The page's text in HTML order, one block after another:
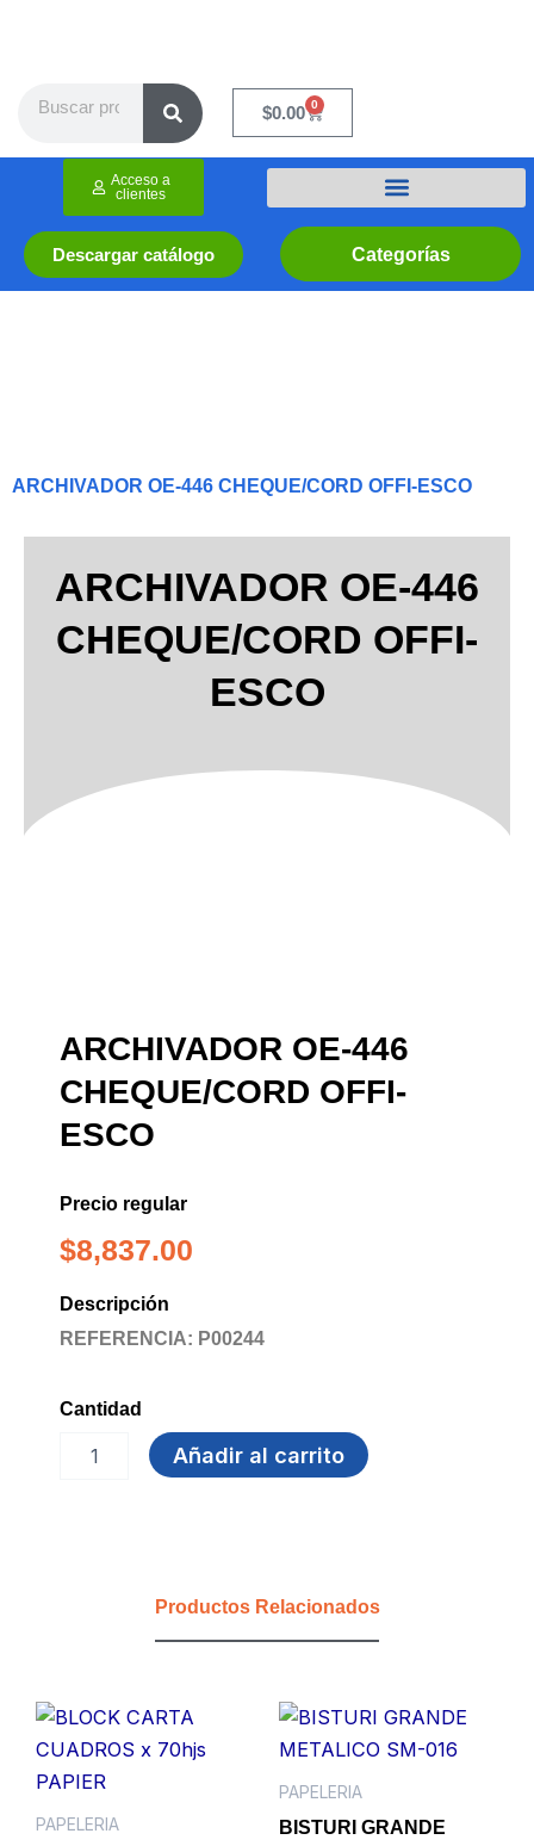
$0.00 0
Cart
Categorías
Descargar catálogo
Acceso a
clientes
ARCHIVADOR OE-446 CHEQUE/CORD OFFI-ESCO
ARCHIVADOR OE-446
CHEQUE/CORD OFFI-
ESCO
ARCHIVADOR OE-446
CHEQUE/CORD OFFI-
ESCO
Precio regular
$8,837.00
Descripción
REFERENCIA: P00244
Cantidad
ARCHIVADOR Añadir al carrito
Productos Relacionados
PAPELERIA
PAPELERIA
BISTURI GRANDE